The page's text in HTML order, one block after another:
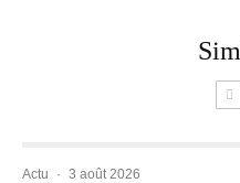
Actu · 3 août 2026